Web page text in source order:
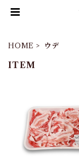
HOME ウデ
ITEM